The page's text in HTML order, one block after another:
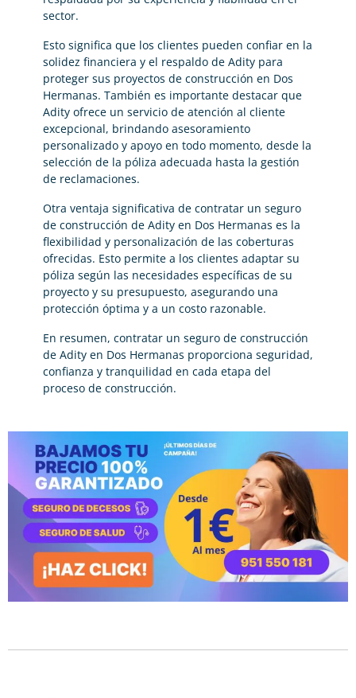
sector.
Esto significa que los clientes pueden confiar en la
solidez financiera y el respaldo de Adity para
proteger sus proyectos de construcción en Dos
Hermanas. También es importante destacar que
Adity ofrece un servicio de atención al cliente
excepcional, brindando asesoramiento
personalizado y apoyo en todo momento, desde la
selección de la póliza adecuada hasta la gestión
de reclamaciones.
Otra ventaja significativa de contratar un seguro
de construcción de Adity en Dos Hermanas es la
flexibilidad y personalización de las coberturas
ofrecidas. Esto permite a los clientes adaptar su
póliza según las necesidades específicas de su
proyecto y su presupuesto, asegurando una
protección óptima y a un costo razonable.
En resumen, contratar un seguro de construcción
de Adity en Dos Hermanas proporciona seguridad,
confianza y tranquilidad en cada etapa del
proceso de construcción.